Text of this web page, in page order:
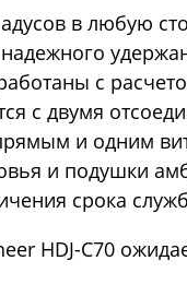
в любую
с
с двумя
и одним
и подушки
срока
HDJ-C70